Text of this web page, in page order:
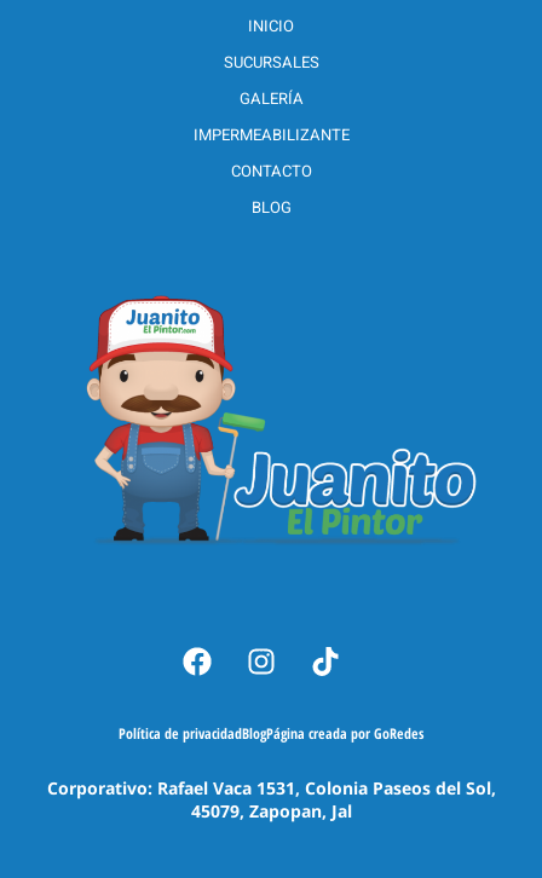
INICIO
SUCURSALES
GALERÍA
IMPERMEABILIZANTE
CONTACTO
BLOG
Política de privacidadBlogPágina creada por GoRedes
Corporativo: Rafael Vaca 1531, Colonia Paseos del Sol,
45079, Zapopan, Jal